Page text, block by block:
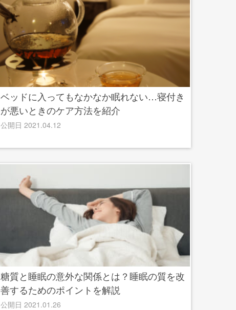
ベッドに入ってもなかなか眠れない…寝付き
が悪いときのケア方法を紹介
公開日 2021.04.12
糖質と睡眠の意外な関係とは？睡眠の質を改
善するためのポイントを解説
公開日 2021.01.26